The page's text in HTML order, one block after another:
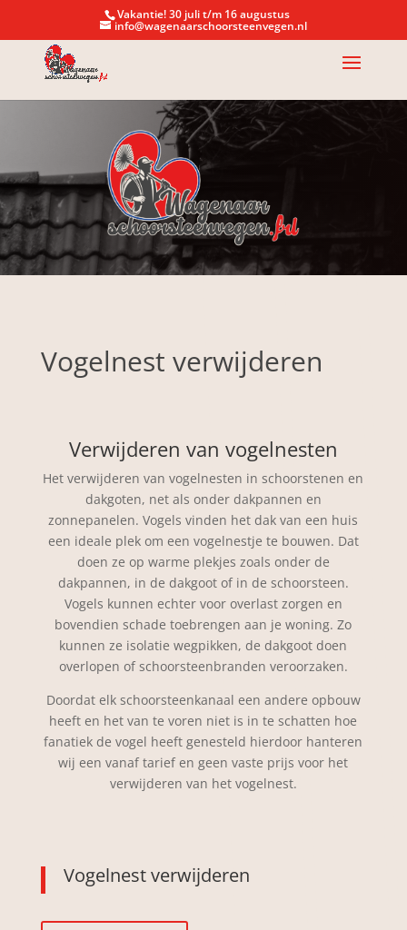
Vakantie! 30 juli t/m 16 augustus
info@wagenaarschoorsteenvegen.nl
Vogelnest verwijderen
Verwijderen van vogelnesten
Het verwijderen van vogelnesten in schoorstenen en
dakgoten, net als onder dakpannen en
zonnepanelen. Vogels vinden het dak van een huis
een ideale plek om een vogelnestje te bouwen. Dat
doen ze op warme plekjes zoals onder de
dakpannen, in de dakgoot of in de schoorsteen.
Vogels kunnen echter voor overlast zorgen en
bovendien schade toebrengen aan je woning. Zo
kunnen ze isolatie wegpikken, de dakgoot doen
overlopen of schoorsteenbranden veroorzaken.
Doordat elk schoorsteenkanaal een andere opbouw
heeft en het van te voren niet is in te schatten hoe
fanatiek de vogel heeft genesteld hierdoor hanteren
wij een vanaf tarief en geen vaste prijs voor het
verwijderen van het vogelnest.
Vogelnest verwijderen